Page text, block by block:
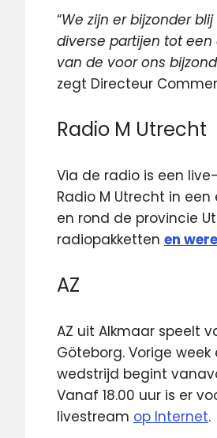
“We zijn er bijzonder
diverse partijen tot een
van de voor ons
zegt Directeur
Radio M Utrecht
Via de radio is een
Radio M Utrecht in
en rond de provincie
radiopakketten en
AZ
AZ uit Alkmaar speelt
Göteborg. Vorige
wedstrijd begint
Vanaf 18.00 uur is er
livestream op Internet.